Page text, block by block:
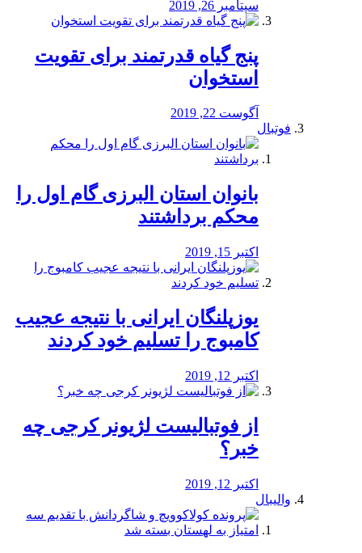
سپتامبر 26, 2019
پنج گیاه قدرتمند برای تقویت
استخوان
آگوست 22, 2019
فوتبال
بانوان استان البرزی گام اول را
محكم برداشتند
اکتبر 15, 2019
یوزپلنگان ایرانی با نتیجه عجیب
کامبوج را تسلیم خود کردند
اکتبر 12, 2019
از فوتبالیست لژیونر کرجی چه
خبر؟
اکتبر 12, 2019
والیبال